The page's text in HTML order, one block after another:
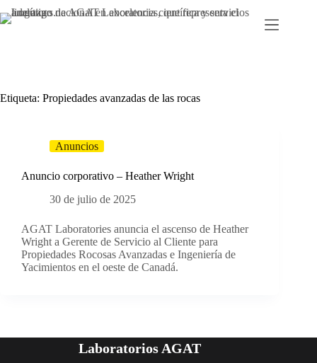
al
Etiqueta: Propiedades avanzadas de las rocas
Anuncios
Anuncio corporativo – Heather Wright
30 de julio de 2025
AGAT Laboratories anuncia el ascenso de Heather
Wright a Gerente de Servicio al Cliente para
Propiedades Rocosas Avanzadas e Ingeniería de
Yacimientos en el oeste de Canadá.
Laboratorios AGAT